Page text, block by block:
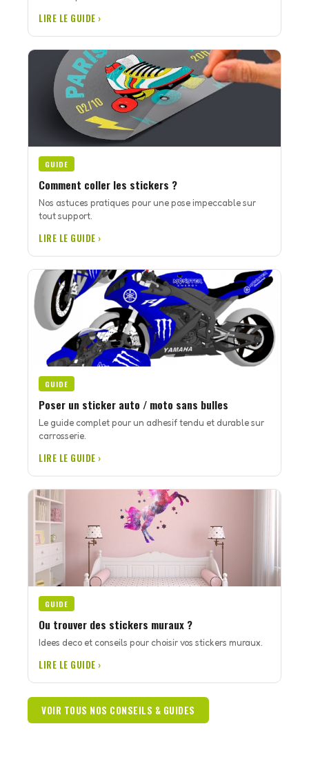
LIRE LE GUIDE ›
GUIDE
Comment coller les stickers ?
Nos astuces pratiques pour une pose impeccable sur
tout support.
LIRE LE GUIDE ›
GUIDE
Poser un sticker auto / moto sans bulles
Le guide complet pour un adhesif tendu et durable sur
carrosserie.
LIRE LE GUIDE ›
GUIDE
Ou trouver des stickers muraux ?
Idees deco et conseils pour choisir vos stickers muraux.
LIRE LE GUIDE ›
VOIR TOUS NOS CONSEILS & GUIDES